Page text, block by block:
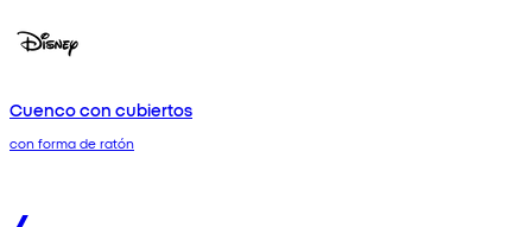
Cuenco con cubiertos
con forma de ratón